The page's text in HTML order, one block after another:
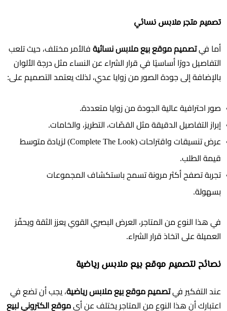
تصميم متجر ملابس نسائي
أما فيتصميم موقع بيع ملابس نسائية فالأمر مختلف، حيث تلعب
التفاصيل دورًا أساسيًا في قرار الشراء عن النساء مثل درجة الألوان
بالإضافة إلى جودة الصور من زوايا عدي، لذلك يعتمد التصميم على:
صور احترافية عالية الجودة من زوايا متعددة.
إبراز التفاصيل الدقيقة مثل القصّات، التطريز، والخامات.
عرض تنسيقات واقتراحات (Complete The Look) لزيادة متوسط
قيمة الطلب.
تجربة تصفح أكثر مرونة تسمح باستكشاف المجموعات
بسهولة.
في هذا النوع من المتاجر، العرض البصري القوي يعزز الثقة ويحفّز
العميلة على اتخاذ قرار الشراء.
نصائح لتصميم موقع بيع ملابس رياضية
عند التفكير فيتصميم موقع بيع ملابس رياضية، يجب أن تضع في
اعتبارك أن هذا النوع من المتاجر يختلف عن أيموقع الكتروني لبيع